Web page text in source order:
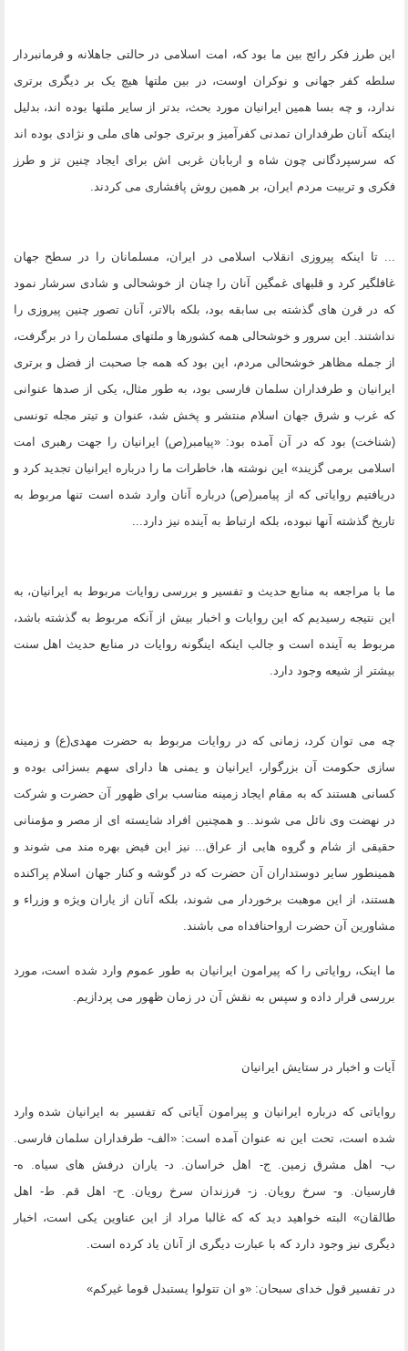
این طرز فکر رائج بین ما بود که، امت اسلامى در حالتى جاهلانه و فرمانبردار
سلطه کفر جهانى و نوکران اوست، در بین ملتها هیچ یک بر دیگرى برترى
ندارد، و چه بسا همین ایرانیان مورد بحث، بدتر از سایر ملتها بوده اند، بدلیل
اینکه آنان طرفداران تمدنى کفرآمیز و برترى جوئى هاى ملى و نژادى بوده اند
که سرسپردگانى چون شاه و اربابان غربى اش براى ایجاد چنین تز و طرز
فکرى و تربیت مردم ایران، بر همین روش پافشارى مى کردند.
... تا اینکه پیروزى انقلاب اسلامى در ایران، مسلمانان را در سطح جهان
غافلگیر کرد و قلبهاى غمگین آنان را چنان از خوشحالى و شادى سرشار نمود
که در قرن هاى گذشته بى سابقه بود، بلکه بالاتر، آنان تصور چنین پیروزى را
نداشتند. این سرور و خوشحالى همه کشورها و ملتهاى مسلمان را در برگرفت،
از جمله مظاهر خوشحالى مردم، این بود که همه جا صحبت از فضل و برترى
ایرانیان و طرفداران سلمان فارسى بود، به طور مثال، یکى از صدها عنوانى
که غرب و شرق جهان اسلام منتشر و پخش شد، عنوان و تیتر مجله تونسى
(شناخت) بود که در آن آمده بود: «پیامبر(ص) ایرانیان را جهت رهبرى امت
اسلامى برمى گزیند» این نوشته ها، خاطرات ما را درباره ایرانیان تجدید کرد و
دریافتیم روایاتى که از پیامبر(ص) درباره آنان وارد شده است تنها مربوط به
تاریخ گذشته آنها نبوده، بلکه ارتباط به آینده نیز دارد...
ما با مراجعه به منابع حدیث و تفسیر و بررسى روایات مربوط به ایرانیان، به
این نتیجه رسیدیم که این روایات و اخبار بیش از آنکه مربوط به گذشته باشد،
مربوط به آینده است و جالب اینکه اینگونه روایات در منابع حدیث اهل سنت
بیشتر از شیعه وجود دارد.
چه مى توان کرد، زمانی که در روایات مربوط به حضرت مهدى(ع) و زمینه
سازى حکومت آن بزرگوار، ایرانیان و یمنى ها داراى سهم بسزائى بوده و
کسانى هستند که به مقام ایجاد زمینه مناسب براى ظهور آن حضرت و شرکت
در نهضت وى نائل مى شوند.. و همچنین افراد شایسته اى از مصر و مؤمنانى
حقیقى از شام و گروه هایى از عراق... نیز این فیض بهره مند مى شوند و
همینطور سایر دوستداران آن حضرت که در گوشه و کنار جهان اسلام پراکنده
هستند، از این موهبت برخوردار مى شوند، بلکه آنان از یاران ویژه و وزراء و
مشاورین آن حضرت ارواحنافداه مى باشند.
ما اینک، روایاتى را که پیرامون ایرانیان به طور عموم وارد شده است، مورد
بررسى قرار داده و سپس به نقش آن در زمان ظهور مى پردازیم.
آیات و اخبار در ستایش ایرانیان
روایاتى که درباره ایرانیان و پیرامون آیاتى که تفسیر به ایرانیان شده وارد
شده است، تحت این نه عنوان آمده است: «الف- طرفداران سلمان فارسى.
ب- اهل مشرق زمین. ج- اهل خراسان. د- یاران درفش هاى سیاه. ه-
فارسیان. و- سرخ رویان. ز- فرزندان سرخ رویان. ح- اهل قم. ط- اهل
طالقان» البته خواهید دید که که غالبا مراد از این عناوین یکى است، اخبار
دیگرى نیز وجود دارد که با عبارت دیگرى از آنان یاد کرده است.
در تفسیر قول خداى سبحان: «و ان تتولوا یستبدل قوما غیرکم»